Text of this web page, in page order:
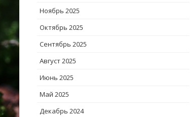
Ноябрь 2025
Октябрь 2025
Сентябрь 2025
Август 2025
Июнь 2025
Май 2025
Декабрь 2024